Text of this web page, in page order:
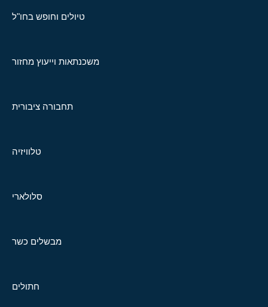
טיולים וחופש בחו"ל
משכנתאות וייעוץ מחזור
תחבורה ציבורית
טלוויזיה
סלולארי
מבשלים כשר
חתולים